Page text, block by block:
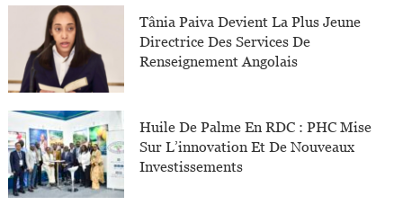
Tânia Paiva Devient La Plus Jeune
Directrice Des Services De
Renseignement Angolais
Huile De Palme En RDC : PHC Mise
Sur L’innovation Et De Nouveaux
Investissements